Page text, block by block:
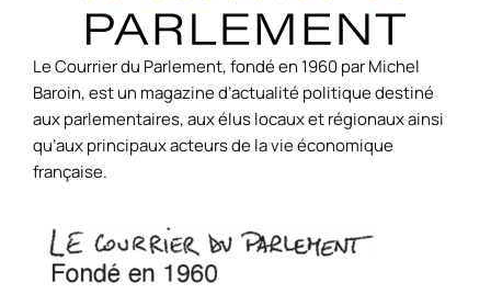
Le Courrier du Parlement, fondé en 1960 par Michel
Baroin, est un magazine d’actualité politique destiné
aux parlementaires, aux élus locaux et régionaux ainsi
qu’aux principaux acteurs de la vie économique
française.